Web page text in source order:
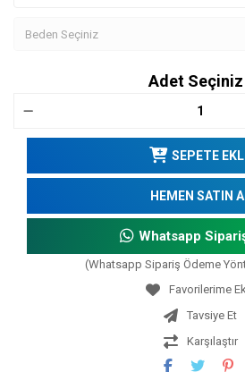
Adet Seçiniz
SEPETE
HEMEN SATIN
Whatsapp
(Whatsapp Sipariş Ödeme
Tavsiye Et
Karşılaştır